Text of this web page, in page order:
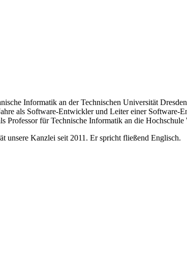
Informatik an der Technischen Universität
als Software-Entwickler und Leiter einer Software-
Professor für Technische Informatik an die Hochschule
unsere Kanzlei seit 2011. Er spricht fließend Englisch.